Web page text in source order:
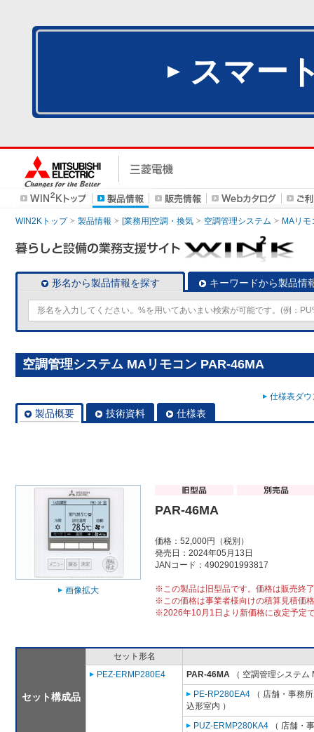
スマー
WIN2Kトップ 製品情報 [業務用]空調・換気 空調管理システム MAリモ
形名から製品情報を探す キーワードから製品情
空調管理システム MAリモコン PAR-46MA
仕様表ダ
製品概要 技術資料 仕様表
画像拡大
PAR-46MA
価格：52,000円（税別）
発売日：2024年05月13日
JANコード：4902901993817
※この製品は旧型品です。価格は販売終
※この価格は事業者様向けの積算見積価
※2026年10月1日より新価格に改定予定
セット構成品
セット形名
PEZ-ERMP280E4
PAR-46MA （ 空調管理システム
PE-RP280EA4 （ 店舗・事務
込形室内 ）
PUZ-ERMP280KA4 （ 店舗・